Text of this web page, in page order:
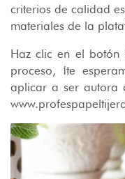
criterios de calidad
materiales de la
Haz clic en el
proceso, ¡te
aplicar a ser autora